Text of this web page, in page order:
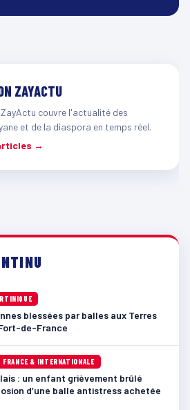
ZAYACTU
ZayActu couvre l'actualité des
et de la diaspora en temps réel.
→
blessées par balles aux Terres
de-France
FRANCE & INTERNATIONALE
: un enfant grièvement brûlé
d’une balle antistress achetée